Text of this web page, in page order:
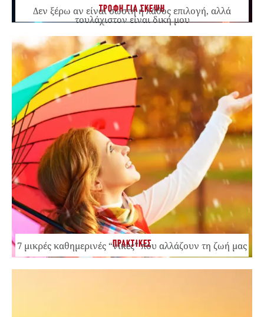
ΤΡΟΦΗ ΓΙΑ ΣΚΕΨΗ
Δεν ξέρω αν είναι σωστή ή λάθος επιλογή, αλλά
τουλάχιστον είναι δική μου
ΠΡΑΚΤΙΚΕΣ
7 μικρές καθημερινές “νίκες” που αλλάζουν τη ζωή μας